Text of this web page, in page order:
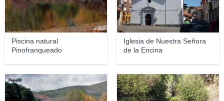
Piscina natural
Pinofranqueado
Iglesia de Nuestra Señora
de la Encina
Pepe59